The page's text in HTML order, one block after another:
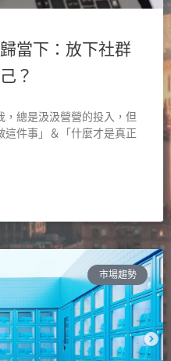
當下：放下社群
？
，總是汲汲營營的投入，但
這件事」＆「什麼才是真正
市場趨勢